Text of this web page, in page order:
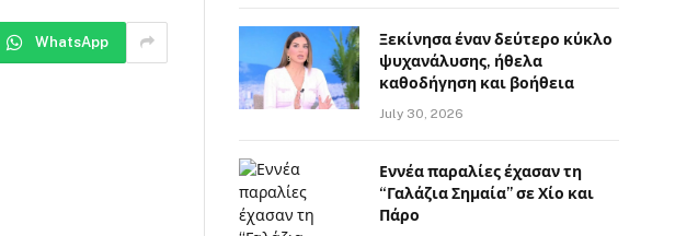
WhatsApp
Ξεκίνησα έναν δεύτερο κύκλο
ψυχανάλυσης, ήθελα
καθοδήγηση και βοήθεια
July 30, 2026
Εννέα παραλίες έχασαν τη
“Γαλάζια Σημαία” σε Χίο και
Πάρο